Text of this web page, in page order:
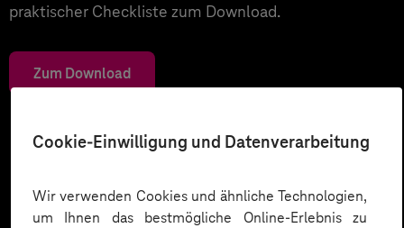
Cookie-Einwilligung und Datenverarbeitung
Wir verwenden Cookies und ähnliche Technologien,
um Ihnen das bestmögliche Online-Erlebnis zu
praktischer Checkliste zum Download.
Zum Download